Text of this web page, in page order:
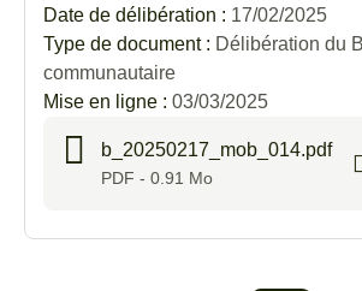
Date de délibération : 17/02/2025
Type de document : Délibération du
communautaire
Mise en ligne : 03/03/2025
b_20250217_mob_014.pdf
PDF - 0.91 Mo